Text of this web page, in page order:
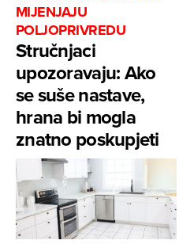
MIJENJAJU
POLJOPRIVREDU
Stručnjaci
upozoravaju: Ako
se suše nastave,
hrana bi mogla
znatno poskupjeti